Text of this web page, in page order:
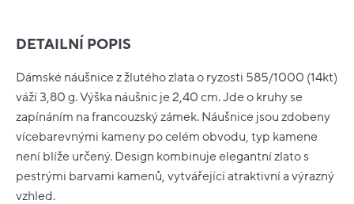
DETAILNÍ POPIS
Dámské náušnice z žlutého zlata o ryzosti 585/1000 (14kt)
váží 3,80 g. Výška náušnic je 2,40 cm. Jde o kruhy se
zapínáním na francouzský zámek. Náušnice jsou zdobeny
vícebarevnými kameny po celém obvodu, typ kamene
není blíže určený. Design kombinuje elegantní zlato s
pestrými barvami kamenů, vytvářející atraktivní a výrazný
vzhled.